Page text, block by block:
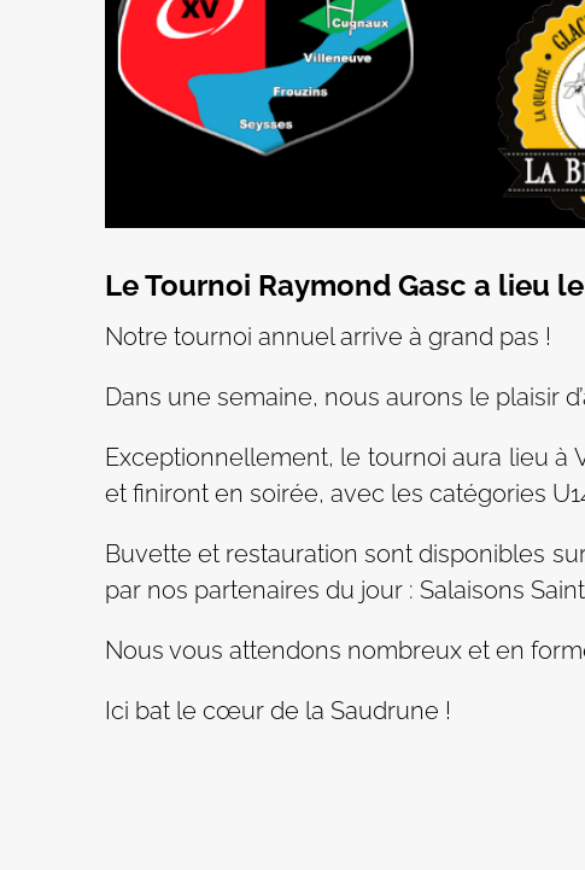
Le Tournoi Raymond Gasc a lieu
Notre tournoi annuel arrive à grand pas !
Dans une semaine, nous aurons le plaisir
Exceptionnellement, le tournoi aura lieu à
et finiront en soirée, avec les catégories
Buvette et restauration sont disponibles
par nos partenaires du jour : Salaisons
Nous vous attendons nombreux et en
Ici bat le cœur de la Saudrune !